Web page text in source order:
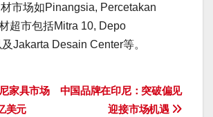
市场如Pinangsia, Percetakan
超市包括Mitra 10, Depo
Jakarta Desain Center等。
中国品牌在印尼：突破偏见
迎接市场机遇
家具市场
美元